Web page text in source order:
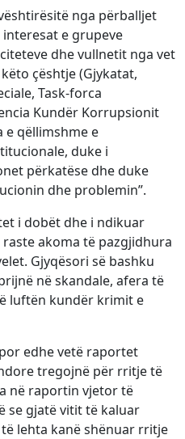
nga përballjet
e grupeve
dhe vullnetit nga vet
çështje (Gjykatat,
Task-forca
Kundër Korrupsionit
e qëllimshme e
duke i
përkatëse dhe duke
dhe problemin”.
i dobët dhe i ndikuar
akoma të pazgjidhura
Gjyqësori së bashku
në skandale, afera të
luftën kundër krimit e
edhe vetë raportet
tregojnë për rritje të
në raportin vjetor të
se gjatë vitit të kaluar
lehta kanë shënuar rritje